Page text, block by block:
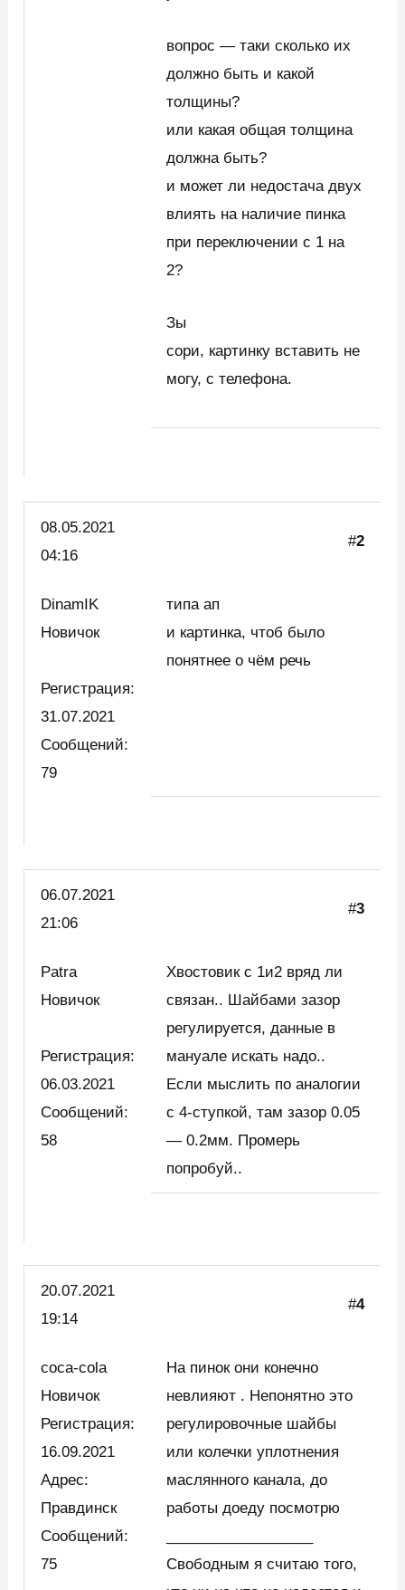
вопрос — таки сколько их
должно быть и какой
толщины?
или какая общая толщина
должна быть?
и может ли недостача двух
влиять на наличие пинка
при переключении с 1 на
2?
Зы
сори, картинку вставить не
могу, с телефона.
08.05.2021
04:16
#2
DinamIK
Новичок
Регистрация:
31.07.2021
Сообщений:
79
типа ап
и картинка, чтоб было
понятнее о чём речь
06.07.2021
21:06
#3
Patra
Новичок
Регистрация:
06.03.2021
Сообщений:
58
Хвостовик с 1и2 вряд ли
связан.. Шайбами зазор
регулируется, данные в
мануале искать надо..
Если мыслить по аналогии
с 4-ступкой, там зазор 0.05
— 0.2мм. Промерь
попробуй..
20.07.2021
19:14
#4
coca-cola
Новичок
Регистрация:
16.09.2021
Адрес:
Правдинск
Сообщений:
75
На пинок они конечно
невлияют . Непонятно это
регулировочные шайбы
или колечки уплотнения
маслянного канала, до
работы доеду посмотрю
Свободным я считаю того,